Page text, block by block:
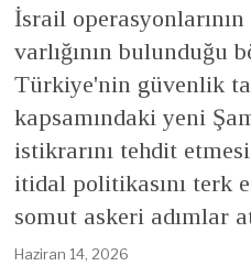
İsrail
varlığının bulunduğu
Türkiye'nin güvenlik
kapsamındaki yeni
istikrarını tehdit
itidal politikasını terk
somut askeri adımlar
Haziran 14, 2026